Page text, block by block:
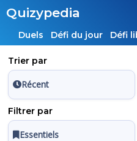
Quizypedia
Duels
Défi du jour Défi
Trier par
Récent
Filtrer par
Essentiels